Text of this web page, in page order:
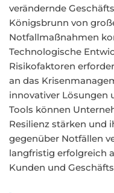
verändernde
Königsbrunn von
Notfallmaßnahmen
Technologische
Risikofaktoren
an das
innovativer Lösungen
Tools können
Resilienz stärken und
gegenüber Notfällen
langfristig erfolgreich
Kunden und